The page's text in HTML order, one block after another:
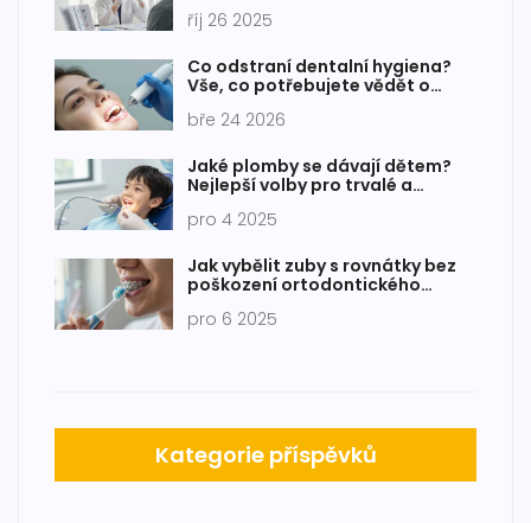
říj 26 2025
Co odstraní dentalní hygiena?
Vše, co potřebujete vědět o
postupech
bře 24 2026
Jaké plomby se dávají dětem?
Nejlepší volby pro trvalé a
pro 4 2025
Jak vybělit zuby s rovnátky bez
poškození ortodontického
pro 6 2025
Kategorie příspěvků